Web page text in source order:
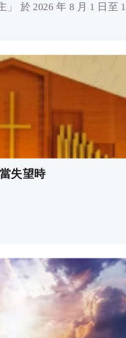
於 2026 年 8 月 1 日至
失望時